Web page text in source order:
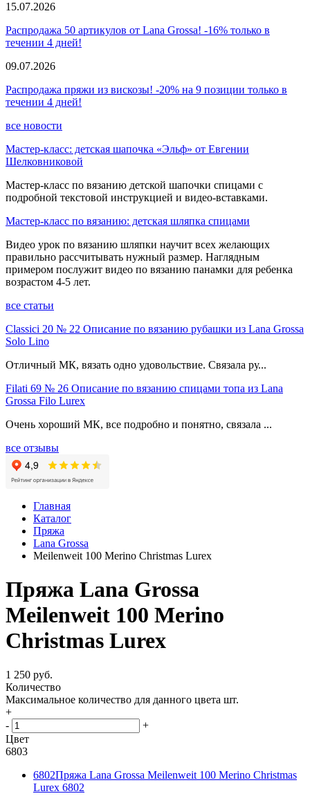
15.07.2026
Распродажа 50 артикулов от Lana Grossa! -16% только в
течении 4 дней!
09.07.2026
Распродажа пряжи из вискозы! -20% на 9 позиции только в
течении 4 дней!
все новости
Мастер-класс: детская шапочка «Эльф» от Евгении
Шелковниковой
Мастер-класс по вязанию детской шапочки спицами с
подробной текстовой инструкцией и видео-вставками.
Мастер-класс по вязанию: детская шляпка спицами
Видео урок по вязанию шляпки научит всех желающих
правильно рассчитывать нужный размер. Наглядным
примером послужит видео по вязанию панамки для ребенка
возрастом 4-5 лет.
все статьи
Classici 20 № 22 Описание по вязанию рубашки из Lana Grossa
Solo Lino
Отличный МК, вязать одно удовольствие. Связала ру...
Filati 69 № 26 Описание по вязанию спицами топа из Lana
Grossa Filo Lurex
Очень хороший МК, все подробно и понятно, связала ...
все отзывы
Главная
Каталог
Пряжа
Lana Grossa
Meilenweit 100 Merino Christmas Lurex
Пряжа Lana Grossa
Meilenweit 100 Merino
Christmas Lurex
1 250 руб.
Количество
Максимальное количество для данного цвета шт.
+
-
+
Цвет
6803
6802Пряжа Lana Grossa Meilenweit 100 Merino Christmas
Lurex 6802